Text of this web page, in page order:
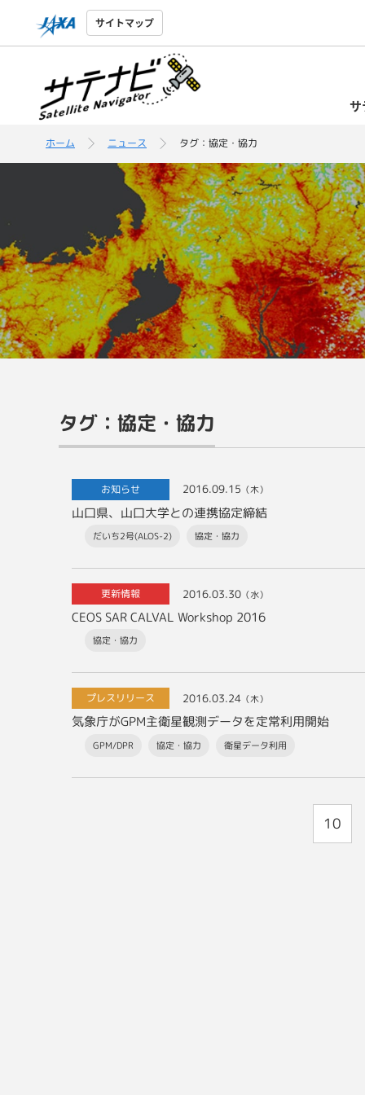
サイトマップ
サ
ホーム ニュース タグ：協定・協力
タグ：協定・協力
お知らせ 2016.09.15 （木）
山口県、山口大学との連携協定締結
だいち2号(ALOS-2) 協定・協力
更新情報 2016.03.30 （水）
CEOS SAR CALVAL Workshop 2016
協定・協力
プレスリリース 2016.03.24 （木）
気象庁がGPM主衛星観測データを定常利用開始
GPM/DPR 協定・協力 衛星データ利用
10